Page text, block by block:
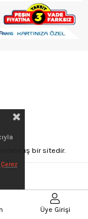
bir sitedir.
Çerez
Üye Girişi